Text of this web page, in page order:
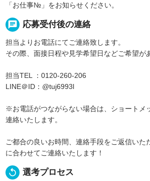
「お仕事№」をお知らせください。
chat 応募受付後の連絡
担当よりお電話にてご連絡致します。
その際、面接日程や見学希望日などご希望が
担当TEL ：0120-260-206
LINE＠ID：@tuj6993l
※お電話がつながらない場合は、ショートメ
連絡いたします。
ご都合の良いお時間、連絡手段をご返信いた
に合わせてご連絡いたします！
replay 選考プロセス